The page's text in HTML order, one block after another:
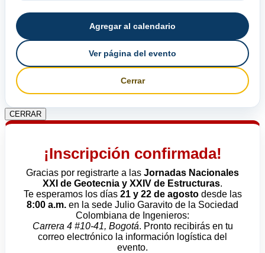
Agregar al calendario
Ver página del evento
Cerrar
CERRAR
¡Inscripción confirmada!
Gracias por registrarte a las Jornadas Nacionales
XXI de Geotecnia y XXIV de Estructuras.
Te esperamos los días 21 y 22 de agostodesde las
8:00 a.m. en la sede Julio Garavito de la Sociedad
Colombiana de Ingenieros:
Carrera 4 #10-41, Bogotá. Pronto recibirás en tu
correo electrónico la información logística del
evento.